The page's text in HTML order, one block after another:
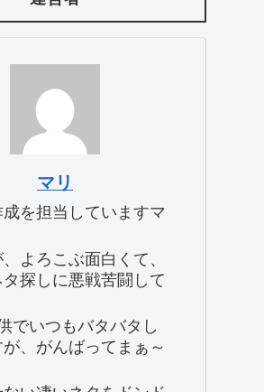
マリ
を担当していますマ
よろこぶ面白くて、
探しに悪戦苦闘して
でいつもバタバタし
、がんばってまぁ～